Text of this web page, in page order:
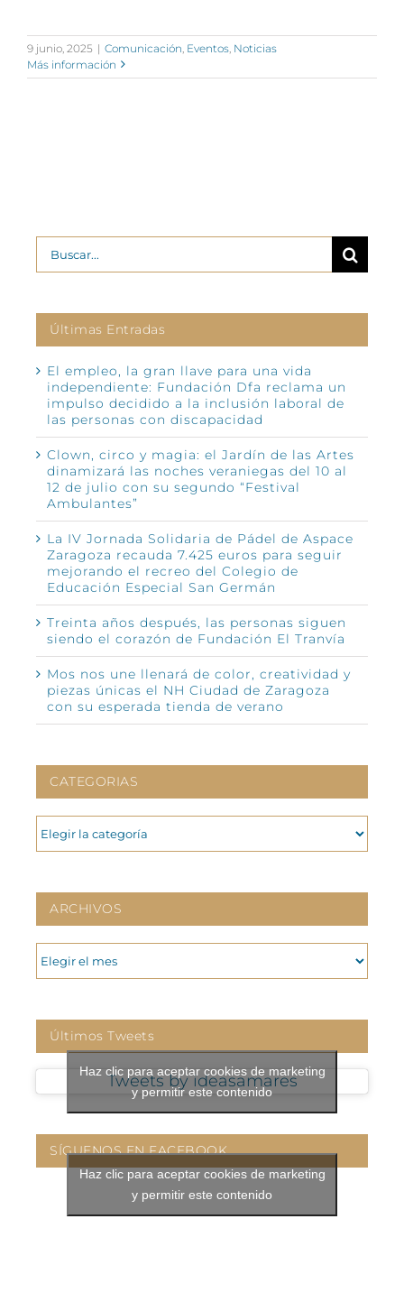
9 junio, 2025 | Comunicación Eventos Noticias
Más información
Buscar:
Últimas Entradas
El empleo, la gran llave para una vida
independiente: Fundación Dfa reclama un
impulso decidido a la inclusión laboral de
las personas con discapacidad
Clown, circo y magia: el Jardín de las Artes
dinamizará las noches veraniegas del 10 al
12 de julio con su segundo “Festival
Ambulantes”
La IV Jornada Solidaria de Pádel de Aspace
Zaragoza recauda 7.425 euros para seguir
mejorando el recreo del Colegio de
Educación Especial San Germán
Treinta años después, las personas siguen
siendo el corazón de Fundación El Tranvía
Mos nos une llenará de color, creatividad y
piezas únicas el NH Ciudad de Zaragoza
con su esperada tienda de verano
CATEGORIAS
CATEGORIAS
ARCHIVOS
ARCHIVOS
Últimos Tweets
Tweets by ideasamares
Haz clic para aceptar cookies de marketing
y permitir este contenido
SÍGUENOS EN FACEBOOK
Haz clic para aceptar cookies de marketing
y permitir este contenido